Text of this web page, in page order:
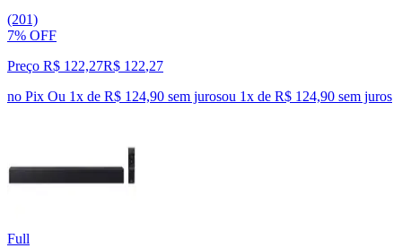
(201)
7% OFF
Preço R$ 122,27R$ 122,27
no Pix Ou 1x de R$ 124,90 sem jurosou 1x de R$ 124,90 sem juros
Full